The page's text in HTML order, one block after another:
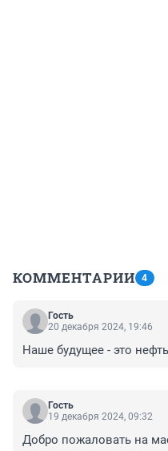
КОММЕНТАРИИ 4
Гость
20 декабря 2024, 19:46
Наше будущее - это
Гость
19 декабря 2024, 09:32
Добро пожаловать на